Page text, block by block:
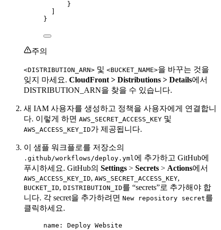
}
}
주의
<DISTRIBUTION_ARN> 및 <BUCKET_NAME>을 바꾸는 것을
잊지 마세요. CloudFront > Distributions > Details에서
DISTRIBUTION_ARN을 찾을 수 있습니다.
새 IAM 사용자를 생성하고 정책을 사용자에게 연결합니
다. 이렇게 하면 AWS_SECRET_ACCESS_KEY 및
AWS_ACCESS_KEY_ID가 제공됩니다.
이 샘플 워크플로를 저장소의
.github/workflows/deploy.yml에 추가하고 GitHub에
푸시하세요. GitHub의 Settings > Secrets > Actions에서
AWS_ACCESS_KEY_ID, AWS_SECRET_ACCESS_KEY,
BUCKET_ID, DISTRIBUTION_ID를 “secrets”로 추가해야 합
니다. 각 secret을 추가하려면 New repository secret를
클릭하세요.
name : Deploy Website